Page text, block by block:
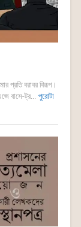
প্রতি বরাবর বিরূপ।
বাসে-ট্র... পুরোটা